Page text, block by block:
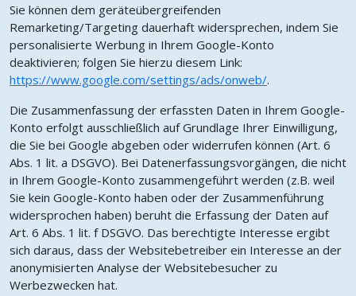
Sie können dem geräteübergreifenden
Remarketing/Targeting dauerhaft widersprechen, indem Sie
personalisierte Werbung in Ihrem Google-Konto
deaktivieren; folgen Sie hierzu diesem Link:
https://www.google.com/settings/ads/onweb/.
Die Zusammenfassung der erfassten Daten in Ihrem Google-
Konto erfolgt ausschließlich auf Grundlage Ihrer Einwilligung,
die Sie bei Google abgeben oder widerrufen können (Art. 6
Abs. 1 lit. a DSGVO). Bei Datenerfassungsvorgängen, die nicht
in Ihrem Google-Konto zusammengeführt werden (z.B. weil
Sie kein Google-Konto haben oder der Zusammenführung
widersprochen haben) beruht die Erfassung der Daten auf
Art. 6 Abs. 1 lit. f DSGVO. Das berechtigte Interesse ergibt
sich daraus, dass der Websitebetreiber ein Interesse an der
anonymisierten Analyse der Websitebesucher zu
Werbezwecken hat.